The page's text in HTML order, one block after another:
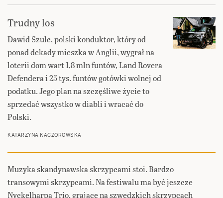
Trudny los
Dawid Szulc, polski konduktor, który od
ponad dekady mieszka w Anglii, wygrał na
loterii dom wart 1,8 mln funtów, Land Rovera
Defendera i 25 tys. funtów gotówki wolnej od
podatku. Jego plan na szczęśliwe życie to
sprzedać wszystko w diabli i wracać do
Polski.
KATARZYNA KACZOROWSKA
Muzyka skandynawska skrzypcami stoi. Bardzo
transowymi skrzypcami. Na festiwalu ma być jeszcze
Nyckelharpa Trio, grające na szwedzkich skrzypcach